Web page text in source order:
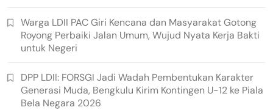
Warga LDII PAC Giri Kencana dan Masyarakat Gotong
Royong Perbaiki Jalan Umum, Wujud Nyata Kerja Bakti
untuk Negeri
DPP LDII: FORSGI Jadi Wadah Pembentukan Karakter
Generasi Muda, Bengkulu Kirim Kontingen U-12 ke Piala
Bela Negara 2026